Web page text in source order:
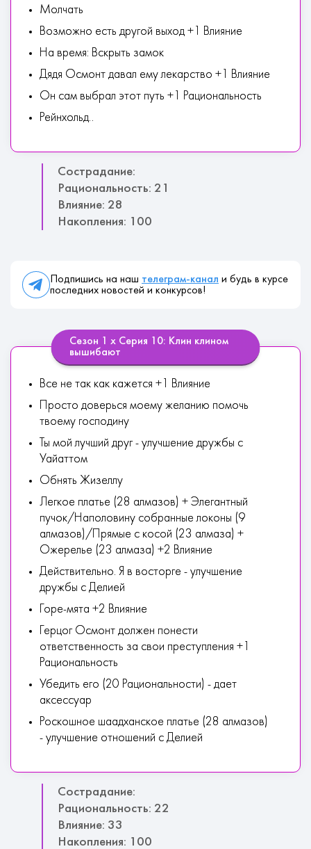
Молчать
Возможно есть другой выход +1 Влияние
На время: Вскрыть замок
Дядя Осмонт давал ему лекарство +1 Влияние
Он сам выбрал этот путь +1 Рациональность
Рейнхольд..
Сострадание:
Рациональность: 21
Влияние: 28
Накопления: 100
Подпишись на наш телеграм-канал и будь в курсе
последних новостей и конкурсов!
Сезон 1 х Серия 10: Клин клином
вышибают
Все не так как кажется +1 Влияние
Просто доверься моему желанию помочь
твоему господину
Ты мой лучший друг - улучшение дружбы с
Уайаттом
Обнять Жизеллу
Легкое платье (28 алмазов) + Элегантный
пучок/Наполовину собранные локоны (9
алмазов)/Прямые с косой (23 алмаза) +
Ожерелье (23 алмаза) +2 Влияние
Действительно. Я в восторге - улучшение
дружбы с Делией
Горе-мята +2 Влияние
Герцог Осмонт должен понести
ответственность за свои преступления +1
Рациональность
Убедить его (20 Рациональности) - дает
аксессуар
Роскошное шаадханское платье (28 алмазов)
- улучшение отношений с Делией
Сострадание:
Рациональность: 22
Влияние: 33
Накопления: 100